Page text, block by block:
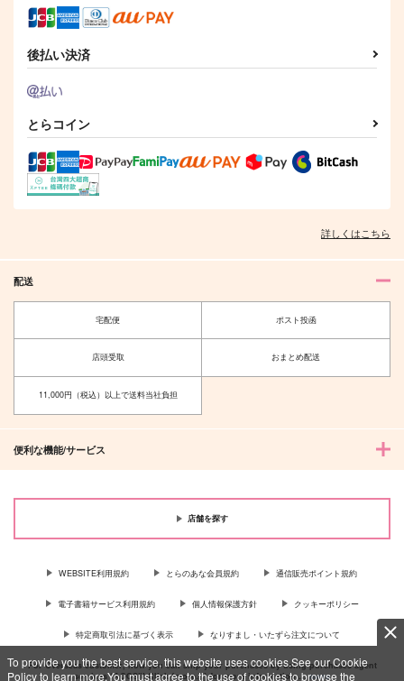
To provide you the best service, this website uses cookies.See our Cookie
Policy to learn more.You must agree to the use of cookies to browse the
後払い決済
とらコイン
詳しくはこちら
配送
宅配便 ポスト投函
店頭受取 おまとめ配送
11,000円（税込）以上で送料当社負担
便利な機能/サービス
店舗を探す
WEBSITE利用規約 とらのあな会員規約 通信販売ポイント規約
電子書籍サービス利用規約 個人情報保護方針 クッキーポリシー
特定商取引法に基づく表示 なりすまし・いたずら注文について
For Overseas customer, now you can ship your purchases by using purchases agent
services “AOCS”! Click {more…} for more information …more